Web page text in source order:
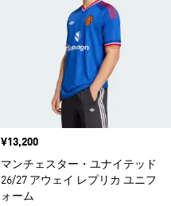
価格
¥13,200
マンチェスター・ユナイテッド
26/27 アウェイ レプリカ ユニフ
ォーム